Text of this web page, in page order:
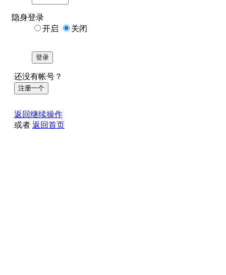
隐身登录
开启
关闭
登录
还没有帐号？
注册一个
返回继续操作
或者 返回首页